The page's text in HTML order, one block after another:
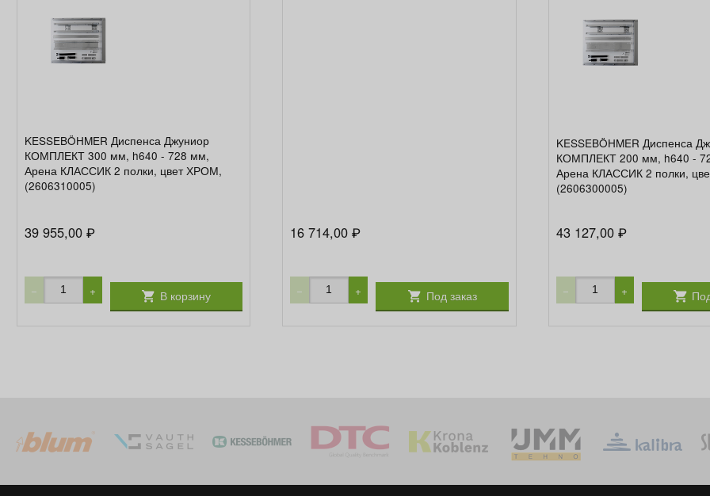
KESSEBÖHMER Диспенса Джуниор
КОМПЛЕКТ 300 мм, h640 - 728 мм,
Арена КЛАССИК 2 полки, цвет ХРОМ,
(2606310005)
39 955,00 ₽
− + В корзину
16 714,00₽
− + Под заказ
KESSEBÖHMER Диспенса
КОМПЛЕКТ 200 мм, h640 -
Арена КЛАССИК 2 полки,
(2606300005)
43 127,00₽
− +